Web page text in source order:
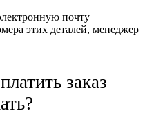
почту
этих деталей, менеджер
заказ